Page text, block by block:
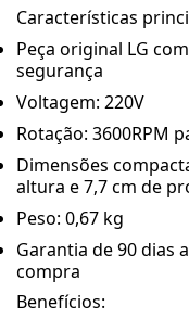
Características
Peça original LG
segurança
Voltagem: 220V
Rotação: 3600RPM
Dimensões
altura e 7,7 cm de
Peso: 0,67 kg
Garantia de 90 dias
compra
Benefícios: